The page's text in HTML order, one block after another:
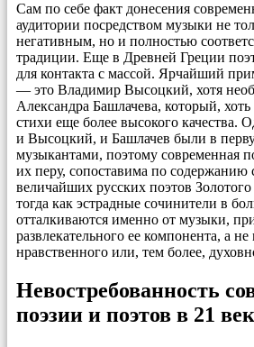
Сам по себе факт донесения
аудитории посредством музыки не
негативным, но и полностью
традиции. Еще в Древней Греции
для контакта с массой. Ярчайший
— это Владимир Высоцкий, хотя
Александра Башлачева, который,
стихи еще более высокого качества.
и Высоцкий, и Башлачев были в
музыкантами, поэтому современная
их перу, сопоставима по содержанию
величайших русских поэтов
тогда как эстрадные сочинители в
отталкиваются именно от музыки,
развлекательного ее компонента, а
нравственного или, тем более,
Невостребованность
поэзии и поэтов в 21